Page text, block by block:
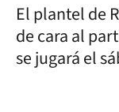
El plantel de
de cara al
se jugará el